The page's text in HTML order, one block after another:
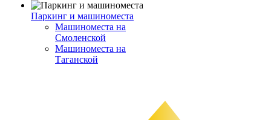
Паркинг и машиноместа
Машиноместа на
Смоленской
Машиноместа на
Таганской